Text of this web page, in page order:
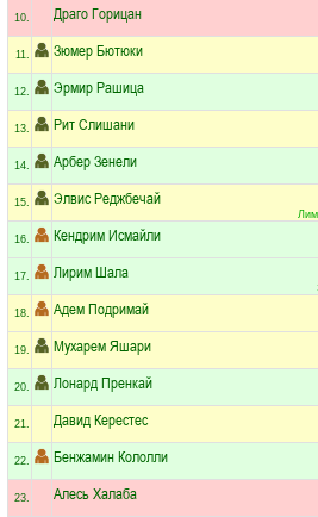
10. Драго Горицан
11. Зюмер Бютюки
12. Эрмир Рашица
13. Рит Слишани
14. Арбер Зенели
15. Элвис Реджбечай
16. Кендрим Исмайли
17. Лирим Шала
18. Адем Подримай
19. Мухарем Яшари
20. Лонард Пренкай
21. Давид Керестес
22. Бенжамин Кололли
23. Алесь Халаба